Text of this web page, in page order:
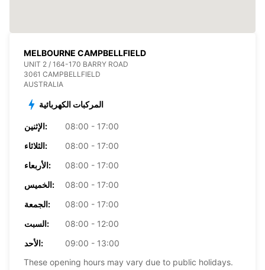
MELBOURNE CAMPBELLFIELD
UNIT 2 / 164-170 BARRY ROAD
3061 CAMPBELLFIELD
AUSTRALIA
المركبات الكهربائية
الإثنين:
08:00 - 17:00
الثلاثاء:
08:00 - 17:00
الأربعاء:
08:00 - 17:00
الخميس:
08:00 - 17:00
الجمعة:
08:00 - 17:00
السبت:
08:00 - 12:00
الأحد:
09:00 - 13:00
These opening hours may vary due to public holidays.